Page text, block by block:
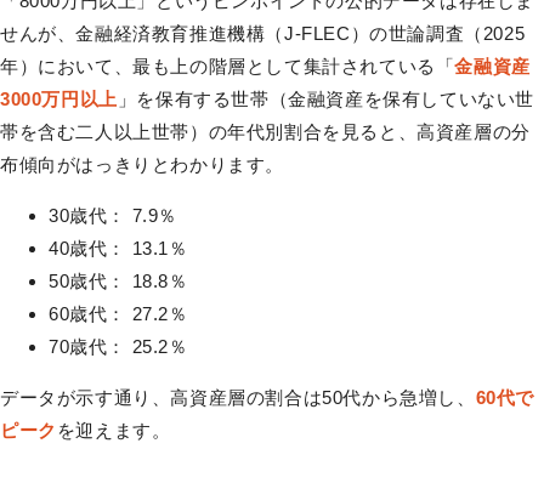
せんが、金融経済教育推進機構（J-FLEC）の世論調査（2025
年）において、最も上の階層として集計されている「金融資産
3000万円以上 」を保有する世帯（金融資産を保有していない世
帯を含む二人以上世帯）の年代別割合を見ると、高資産層の分
布傾向がはっきりとわかります。
30歳代： 7.9％
40歳代： 13.1％
50歳代： 18.8％
60歳代： 27.2％
70歳代： 25.2％
データが示す通り、高資産層の割合は50代から急増し、 60代で
ピーク を迎えます。